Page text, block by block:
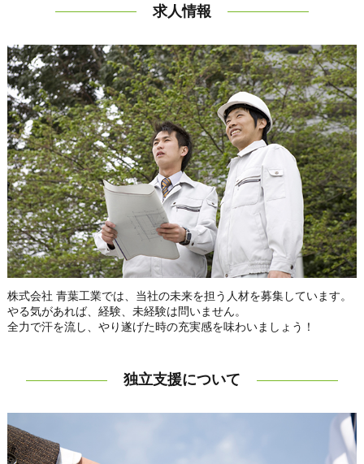
求人情報
株式会社 青葉工業では、当社の未来を担う人材を募集しています。
やる気があれば、経験、未経験は問いません。
全力で汗を流し、やり遂げた時の充実感を味わいましょう！
独立支援について